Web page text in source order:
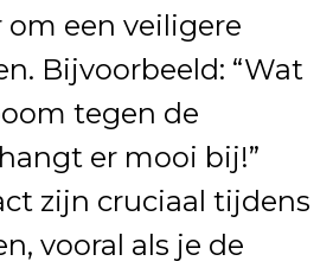
een veiligere
Bijvoorbeeld: “Wat
tegen de
er mooi bij!”
zijn cruciaal tijdens
vooral als je de